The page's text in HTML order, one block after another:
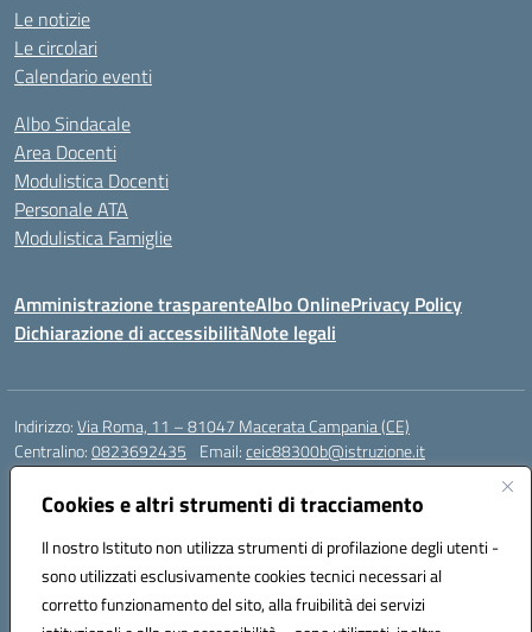
Cookies e altri strumenti di tracciamento
Il nostro Istituto non utilizza strumenti di profilazione degli utenti -
sono utilizzati esclusivamente cookies tecnici necessari al
corretto funzionamento del sito, alla fruibilità dei servizi
Le notizie
Le circolari
Calendario eventi
Albo Sindacale
Area Docenti
Modulistica Docenti
Personale ATA
Modulistica Famiglie
Amministrazione trasparenteAlbo OnlinePrivacy Policy
Dichiarazione di accessibilitàNote legali
Indirizzo:Via Roma, 11 – 81047 Macerata Campania (CE)
Centralino:0823692435 Email:ceic88300b@istruzione.it
Posta elettronica certificata (PEC):
Codice fiscale: 94017830616
Codice meccanografico:CEIC88300B
DPO Esempio Antonio
e-mail: esempioantonio.dpo@gmail.com